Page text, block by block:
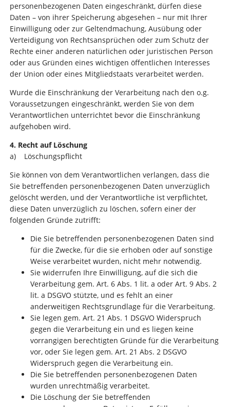
personenbezogenen Daten eingeschränkt, dürfen diese
Daten – von ihrer Speicherung abgesehen – nur mit Ihrer
Einwilligung oder zur Geltendmachung, Ausübung oder
Verteidigung von Rechtsansprüchen oder zum Schutz der
Rechte einer anderen natürlichen oder juristischen Person
oder aus Gründen eines wichtigen öffentlichen Interesses
der Union oder eines Mitgliedstaats verarbeitet werden.
Wurde die Einschränkung der Verarbeitung nach den o.g.
Voraussetzungen eingeschränkt, werden Sie von dem
Verantwortlichen unterrichtet bevor die Einschränkung
aufgehoben wird.
4. Recht auf Löschung
a) Löschungspflicht
Sie können von dem Verantwortlichen verlangen, dass die
Sie betreffenden personenbezogenen Daten unverzüglich
gelöscht werden, und der Verantwortliche ist verpflichtet,
diese Daten unverzüglich zu löschen, sofern einer der
folgenden Gründe zutrifft:
Die Sie betreffenden personenbezogenen Daten sind
für die Zwecke, für die sie erhoben oder auf sonstige
Weise verarbeitet wurden, nicht mehr notwendig.
Sie widerrufen Ihre Einwilligung, auf die sich die
Verarbeitung gem. Art. 6 Abs. 1 lit. a oder Art. 9 Abs. 2
lit. a DSGVO stützte, und es fehlt an einer
anderweitigen Rechtsgrundlage für die Verarbeitung.
Sie legen gem. Art. 21 Abs. 1 DSGVO Widerspruch
gegen die Verarbeitung ein und es liegen keine
vorrangigen berechtigten Gründe für die Verarbeitung
vor, oder Sie legen gem. Art. 21 Abs. 2 DSGVO
Widerspruch gegen die Verarbeitung ein.
Die Sie betreffenden personenbezogenen Daten
wurden unrechtmäßig verarbeitet.
Die Löschung der Sie betreffenden